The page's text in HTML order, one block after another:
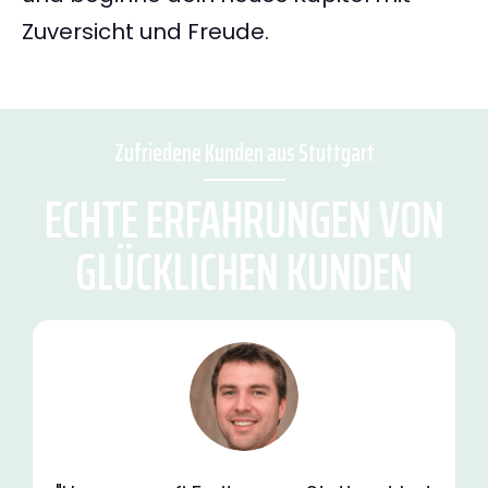
Zuversicht und Freude.
Zufriedene Kunden aus Stuttgart
ECHTE ERFAHRUNGEN VON
GLÜCKLICHEN KUNDEN